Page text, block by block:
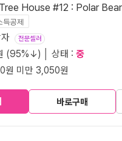
House #12 : Polar
득공제
전문셀러
(95%↓) │ 상태 : 중
원 미만 3,050원
바로구매